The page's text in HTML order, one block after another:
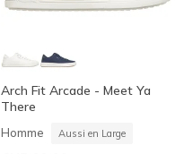
Arch Fit Arcade - Meet Ya
There
Homme Aussi en Large